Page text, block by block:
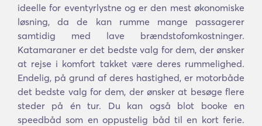
ideelle for eventyrlystne og er den mest økonomiske
løsning, da de kan rumme mange passagerer
samtidig med lave brændstofomkostninger.
Katamaraner er det bedste valg for dem, der ønsker
at rejse i komfort takket være deres rummelighed.
Endelig, på grund af deres hastighed, er motorbåde
det bedste valg for dem, der ønsker at besøge flere
steder på én tur. Du kan også blot booke en
speedbåd som en oppustelig båd til en kort ferie.